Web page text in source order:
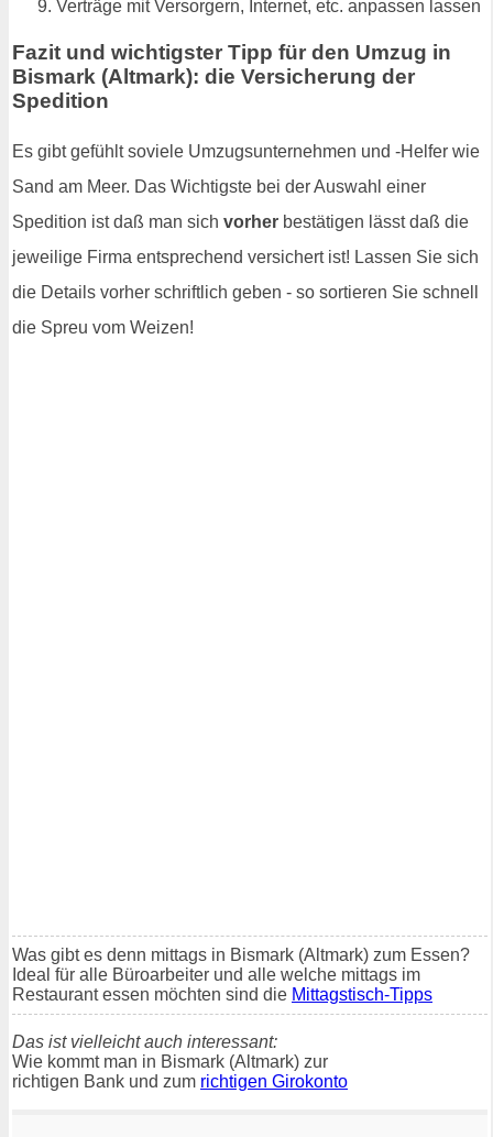
Verträge mit Versorgern, Internet, etc. anpassen lassen
Fazit und wichtigster Tipp für den Umzug in
Bismark (Altmark): die Versicherung der
Spedition
Es gibt gefühlt soviele Umzugsunternehmen und -Helfer wie
Sand am Meer. Das Wichtigste bei der Auswahl einer
Spedition ist daß man sich vorher bestätigen lässt daß die
jeweilige Firma entsprechend versichert ist! Lassen Sie sich
die Details vorher schriftlich geben - so sortieren Sie schnell
die Spreu vom Weizen!
Was gibt es denn mittags in Bismark (Altmark) zum Essen?
Ideal für alle Büroarbeiter und alle welche mittags im
Restaurant essen möchten sind die Mittagstisch-Tipps
Das ist vielleicht auch interessant:
Wie kommt man in Bismark (Altmark) zur
richtigen Bank und zum richtigen Girokonto